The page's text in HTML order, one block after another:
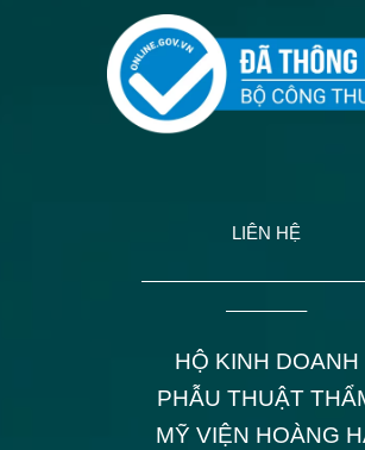
LIÊN HỆ
————–
HỘ KINH DOANH
PHẪU THUẬT
MỸ VIỆN HOÀNG